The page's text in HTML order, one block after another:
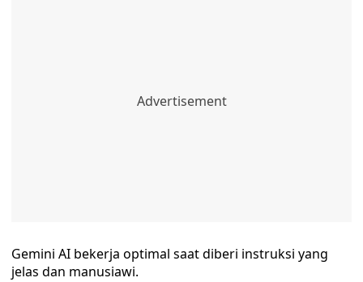
Gemini AI bekerja optimal saat diberi instruksi yang
jelas dan manusiawi.